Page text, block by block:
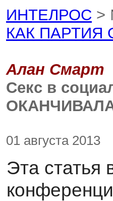
ИНТЕЛРОС >
КАК ПАРТИЯ
Алан Смарт
Секс в
01 августа 2013
Эта статья